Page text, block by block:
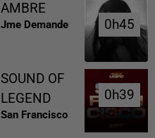
AMBRE
Jme Demande 0h45
0h45
SOUND OF
LEGEND
San Francisco
0h39
0h39